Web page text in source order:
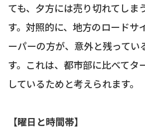
ても、夕方には売り切れてしま
す。対照的に、地方のロードサ
ーパーの方が、意外と残ってい
す。これは、都市部に比べてタ
しているためと考えられます。
【曜日と時間帯】